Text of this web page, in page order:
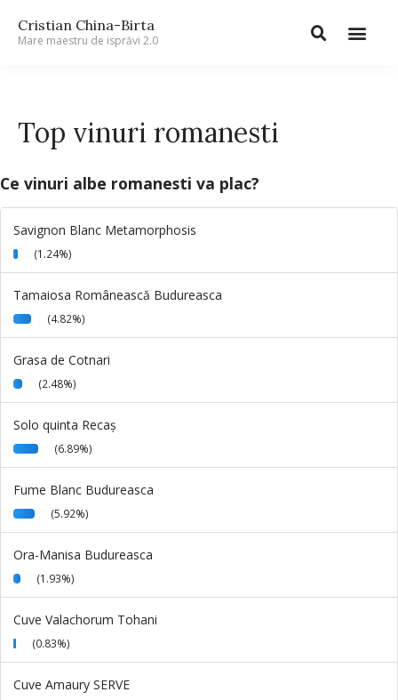
Cristian China-Birta
Mare maestru de isprăvi 2.0
Top vinuri romanesti
Ce vinuri albe romanesti va plac?
Savignon Blanc Metamorphosis
(1.24%)
Tamaiosa Românească Budureasca
(4.82%)
Grasa de Cotnari
(2.48%)
Solo quinta Recaș
(6.89%)
Fume Blanc Budureasca
(5.92%)
Ora-Manisa Budureasca
(1.93%)
Cuve Valachorum Tohani
(0.83%)
Cuve Amaury SERVE